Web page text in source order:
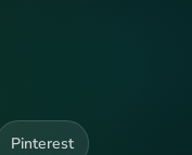
Pinterest